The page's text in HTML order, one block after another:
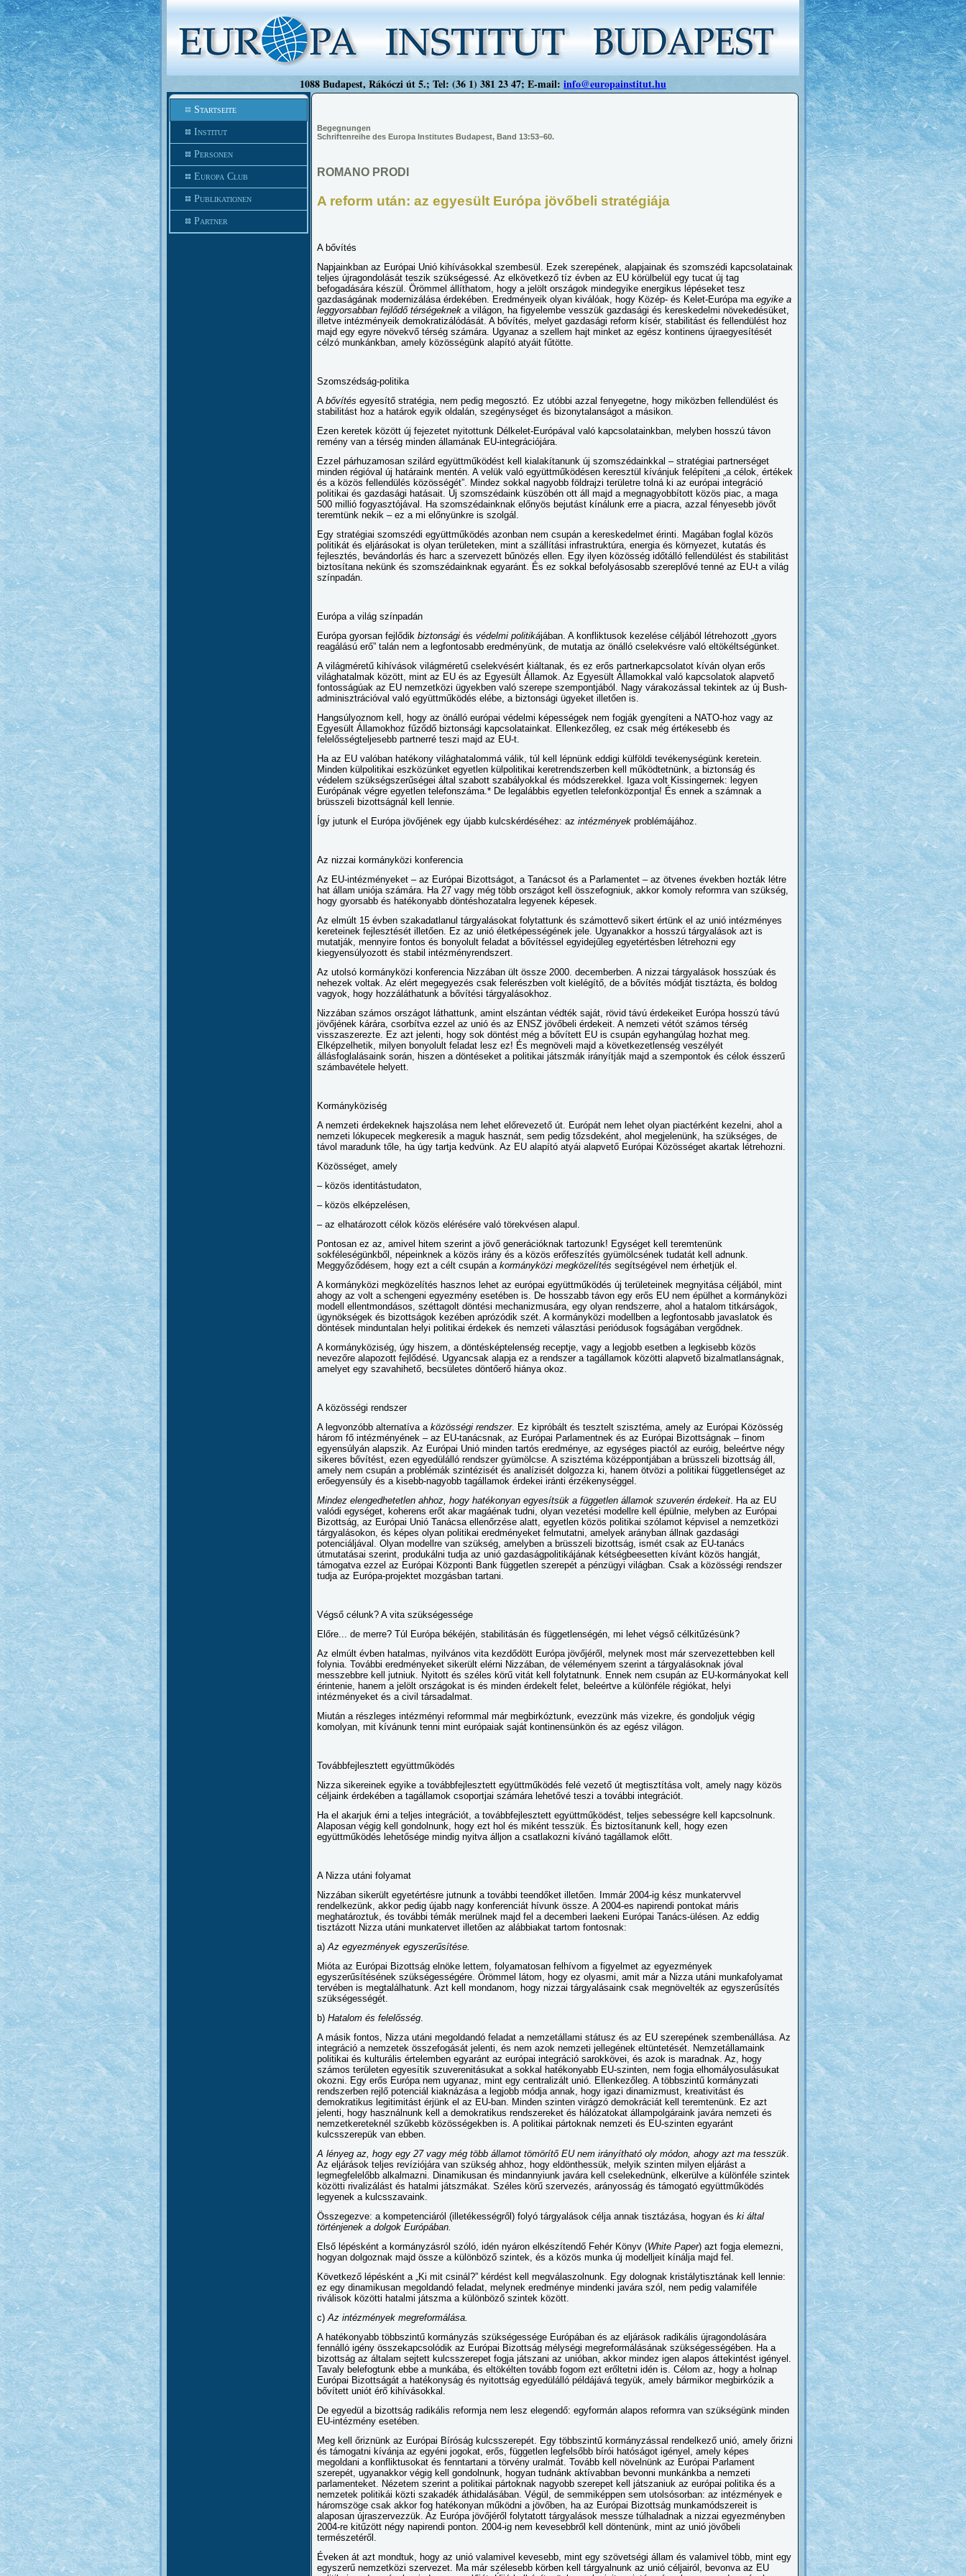
1088 Budapest, Rákóczi út 5.; Tel: (36 1) 381 23 47; E-mail: info@europainstitut.hu
Startseite
Institut
Personen
Europa Club
Publikationen
Partner
Begegnungen
Schriftenreihe des Europa Institutes Budapest, Band 13:53–60.
ROMANO PRODI
A reform után: az egyesült Európa jövőbeli stratégiája
A bővítés
Napjainkban az Európai Unió kihívásokkal szembesül. Ezek szerepének, alapjainak és szomszédi kapcsolatainak
teljes újragondolását teszik szükségessé. Az elkövetkező tíz évben az EU körülbelül egy tucat új tag
befogadására készül. Örömmel állíthatom, hogy a jelölt országok mindegyike energikus lépéseket tesz
gazdaságának modernizálása érdekében. Eredményeik olyan kiválóak, hogy Közép- és Kelet-Európa ma egyike a
leggyorsabban fejlődő térségeknek a világon, ha figyelembe vesszük gazdasági és kereskedelmi növekedésüket,
illetve intézményeik demokratizálódását. A bővítés, melyet gazdasági reform kísér, stabilitást és fellendülést hoz
majd egy egyre növekvő térség számára. Ugyanaz a szellem hajt minket az egész kontinens újraegyesítését
célzó munkánkban, amely közösségünk alapító atyáit fűtötte.
Szomszédság-politika
A bővítés egyesítő stratégia, nem pedig megosztó. Ez utóbbi azzal fenyegetne, hogy miközben fellendülést és
stabilitást hoz a határok egyik oldalán, szegénységet és bizonytalanságot a másikon.
Ezen keretek között új fejezetet nyitottunk Délkelet-Európával való kapcsolatainkban, melyben hosszú távon
remény van a térség minden államának EU-integrációjára.
Ezzel párhuzamosan szilárd együttműködést kell kialakítanunk új szomszédainkkal – stratégiai partnerséget
minden régióval új határaink mentén. A velük való együttműködésen keresztül kívánjuk felépíteni „a célok, értékek
és a közös fellendülés közösségét”. Mindez sokkal nagyobb földrajzi területre tolná ki az európai integráció
politikai és gazdasági hatásait. Új szomszédaink küszöbén ott áll majd a megnagyobbított közös piac, a maga
500 millió fogyasztójával. Ha szomszédainknak előnyös bejutást kínálunk erre a piacra, azzal fényesebb jövőt
teremtünk nekik – ez a mi előnyünkre is szolgál.
Egy stratégiai szomszédi együttműködés azonban nem csupán a kereskedelmet érinti. Magában foglal közös
politikát és eljárásokat is olyan területeken, mint a szállítási infrastruktúra, energia és környezet, kutatás és
fejlesztés, bevándorlás és harc a szervezett bűnözés ellen. Egy ilyen közösség időtálló fellendülést és stabilitást
biztosítana nekünk és szomszédainknak egyaránt. És ez sokkal befolyásosabb szereplővé tenné az EU-t a világ
színpadán.
Európa a világ színpadán
Európa gyorsan fejlődik biztonsági és védelmi politikájában. A konfliktusok kezelése céljából létrehozott „gyors
reagálású erő” talán nem a legfontosabb eredményünk, de mutatja az önálló cselekvésre való eltökéltségünket.
A világméretű kihívások világméretű cselekvésért kiáltanak, és ez erős partnerkapcsolatot kíván olyan erős
világhatalmak között, mint az EU és az Egyesült Államok. Az Egyesült Államokkal való kapcsolatok alapvető
fontosságúak az EU nemzetközi ügyekben való szerepe szempontjából. Nagy várakozással tekintek az új Bush-
adminisztrációval való együttműködés elébe, a biztonsági ügyeket illetően is.
Hangsúlyoznom kell, hogy az önálló európai védelmi képességek nem fogják gyengíteni a NATO-hoz vagy az
Egyesült Államokhoz fűződő biztonsági kapcsolatainkat. Ellenkezőleg, ez csak még értékesebb és
felelősségteljesebb partnerré teszi majd az EU-t.
Ha az EU valóban hatékony világhatalommá válik, túl kell lépnünk eddigi külföldi tevékenységünk keretein.
Minden külpolitikai eszközünket egyetlen külpolitikai keretrendszerben kell működtetnünk, a biztonság és
védelem szükségszerűségei által szabott szabályokkal és módszerekkel. Igaza volt Kissingernek: legyen
Európának végre egyetlen telefonszáma.* De legalábbis egyetlen telefonközpontja! És ennek a számnak a
brüsszeli bizottságnál kell lennie.
Így jutunk el Európa jövőjének egy újabb kulcskérdéséhez: az intézmények problémájához.
Az nizzai kormányközi konferencia
Az EU-intézményeket – az Európai Bizottságot, a Tanácsot és a Parlamentet – az ötvenes években hozták létre
hat állam uniója számára. Ha 27 vagy még több országot kell összefogniuk, akkor komoly reformra van szükség,
hogy gyorsabb és hatékonyabb döntéshozatalra legyenek képesek.
Az elmúlt 15 évben szakadatlanul tárgyalásokat folytattunk és számottevő sikert értünk el az unió intézményes
kereteinek fejlesztését illetően. Ez az unió életképességének jele. Ugyanakkor a hosszú tárgyalások azt is
mutatják, mennyire fontos és bonyolult feladat a bővítéssel egyidejűleg egyetértésben létrehozni egy
kiegyensúlyozott és stabil intézményrendszert.
Az utolsó kormányközi konferencia Nizzában ült össze 2000. decemberben. A nizzai tárgyalások hosszúak és
nehezek voltak. Az elért megegyezés csak felerészben volt kielégítő, de a bővítés módját tisztázta, és boldog
vagyok, hogy hozzáláthatunk a bővítési tárgyalásokhoz.
Nizzában számos országot láthattunk, amint elszántan védték saját, rövid távú érdekeiket Európa hosszú távú
jövőjének kárára, csorbítva ezzel az unió és az ENSZ jövőbeli érdekeit. A nemzeti vétót számos térség
visszaszerezte. Ez azt jelenti, hogy sok döntést még a bővített EU is csupán egyhangúlag hozhat meg.
Elképzelhetik, milyen bonyolult feladat lesz ez! És megnöveli majd a következetlenség veszélyét
állásfoglalásaink során, hiszen a döntéseket a politikai játszmák irányítják majd a szempontok és célok ésszerű
számbavétele helyett.
Kormányköziség
A nemzeti érdekeknek hajszolása nem lehet előrevezető út. Európát nem lehet olyan piactérként kezelni, ahol a
nemzeti lókupecek megkeresik a maguk hasznát, sem pedig tőzsdeként, ahol megjelenünk, ha szükséges, de
távol maradunk tőle, ha úgy tartja kedvünk. Az EU alapító atyái alapvető Európai Közösséget akartak létrehozni.
Közösséget, amely
– közös identitástudaton,
– közös elképzelésen,
– az elhatározott célok közös elérésére való törekvésen alapul.
Pontosan ez az, amivel hitem szerint a jövő generációknak tartozunk! Egységet kell teremtenünk
sokféleségünkből, népeinknek a közös irány és a közös erőfeszítés gyümölcsének tudatát kell adnunk.
Meggyőződésem, hogy ezt a célt csupán a kormányközi megközelítés segítségével nem érhetjük el.
A kormányközi megközelítés hasznos lehet az európai együttműködés új területeinek megnyitása céljából, mint
ahogy az volt a schengeni egyezmény esetében is. De hosszabb távon egy erős EU nem épülhet a kormányközi
modell ellentmondásos, széttagolt döntési mechanizmusára, egy olyan rendszerre, ahol a hatalom titkárságok,
ügynökségek és bizottságok kezében aprózódik szét. A kormányközi modellben a legfontosabb javaslatok és
döntések minduntalan helyi politikai érdekek és nemzeti választási periódusok fogságában vergődnek.
A kormányköziség, úgy hiszem, a döntésképtelenség receptje, vagy a legjobb esetben a legkisebb közös
nevezőre alapozott fejlődésé. Ugyancsak alapja ez a rendszer a tagállamok közötti alapvető bizalmatlanságnak,
amelyet egy szavahihető, becsületes döntőerő hiánya okoz.
A közösségi rendszer
A legvonzóbb alternatíva a közösségi rendszer. Ez kipróbált és tesztelt szisztéma, amely az Európai Közösség
három fő intézményének – az EU-tanácsnak, az Európai Parlamentnek és az Európai Bizottságnak – finom
egyensúlyán alapszik. Az Európai Unió minden tartós eredménye, az egységes piactól az euróig, beleértve négy
sikeres bővítést, ezen egyedülálló rendszer gyümölcse. A szisztéma középpontjában a brüsszeli bizottság áll,
amely nem csupán a problémák szintézisét és analízisét dolgozza ki, hanem ötvözi a politikai függetlenséget az
erőegyensúly és a kisebb-nagyobb tagállamok érdekei iránti érzékenységgel.
Mindez elengedhetetlen ahhoz, hogy hatékonyan egyesítsük a független államok szuverén érdekeit. Ha az EU
valódi egységet, koherens erőt akar magáénak tudni, olyan vezetési modellre kell épülnie, melyben az Európai
Bizottság, az Európai Unió Tanácsa ellenőrzése alatt, egyetlen közös politikai szólamot képvisel a nemzetközi
tárgyalásokon, és képes olyan politikai eredményeket felmutatni, amelyek arányban állnak gazdasági
potenciáljával. Olyan modellre van szükség, amelyben a brüsszeli bizottság, ismét csak az EU-tanács
útmutatásai szerint, produkálni tudja az unió gazdaságpolitikájának kétségbeesetten kívánt közös hangját,
támogatva ezzel az Európai Központi Bank független szerepét a pénzügyi világban. Csak a közösségi rendszer
tudja az Európa-projektet mozgásban tartani.
Végső célunk? A vita szükségessége
Előre... de merre? Túl Európa békéjén, stabilitásán és függetlenségén, mi lehet végső célkitűzésünk?
Az elmúlt évben hatalmas, nyilvános vita kezdődött Európa jövőjéről, melynek most már szervezettebben kell
folynia. További eredményeket sikerült elérni Nizzában, de véleményem szerint a tárgyalásoknak jóval
messzebbre kell jutniuk. Nyitott és széles körű vitát kell folytatnunk. Ennek nem csupán az EU-kormányokat kell
érintenie, hanem a jelölt országokat is és minden érdekelt felet, beleértve a különféle régiókat, helyi
intézményeket és a civil társadalmat.
Miután a részleges intézményi reformmal már megbirkóztunk, evezzünk más vizekre, és gondoljuk végig
komolyan, mit kívánunk tenni mint európaiak saját kontinensünkön és az egész világon.
Továbbfejlesztett együttműködés
Nizza sikereinek egyike a továbbfejlesztett együttműködés felé vezető út megtisztítása volt, amely nagy közös
céljaink érdekében a tagállamok csoportjai számára lehetővé teszi a további integrációt.
Ha el akarjuk érni a teljes integrációt, a továbbfejlesztett együttműködést, teljes sebességre kell kapcsolnunk.
Alaposan végig kell gondolnunk, hogy ezt hol és miként tesszük. És biztosítanunk kell, hogy ezen
együttműködés lehetősége mindig nyitva álljon a csatlakozni kívánó tagállamok előtt.
A Nizza utáni folyamat
Nizzában sikerült egyetértésre jutnunk a további teendőket illetően. Immár 2004-ig kész munkatervvel
rendelkezünk, akkor pedig újabb nagy konferenciát hívunk össze. A 2004-es napirendi pontokat máris
meghatároztuk, és további témák merülnek majd fel a decemberi laekeni Európai Tanács-ülésen. Az eddig
tisztázott Nizza utáni munkatervet illetően az alábbiakat tartom fontosnak:
a)Az egyezmények egyszerűsítése.
Mióta az Európai Bizottság elnöke lettem, folyamatosan felhívom a figyelmet az egyezmények
egyszerűsítésének szükségességére. Örömmel látom, hogy ez olyasmi, amit már a Nizza utáni munkafolyamat
tervében is megtalálhatunk. Azt kell mondanom, hogy nizzai tárgyalásaink csak megnövelték az egyszerűsítés
szükségességét.
b) Hatalom és felelősség.
A másik fontos, Nizza utáni megoldandó feladat a nemzetállami státusz és az EU szerepének szembenállása. Az
integráció a nemzetek összefogását jelenti, és nem azok nemzeti jellegének eltüntetését. Nemzetállamaink
politikai és kulturális értelemben egyaránt az európai integráció sarokkövei, és azok is maradnak. Az, hogy
számos területen egyesítik szuverenitásukat a sokkal hatékonyabb EU-szinten, nem fogja elhomályosulásukat
okozni. Egy erős Európa nem ugyanaz, mint egy centralizált unió. Ellenkezőleg. A többszintű kormányzati
rendszerben rejlő potenciál kiaknázása a legjobb módja annak, hogy igazi dinamizmust, kreativitást és
demokratikus legitimitást érjünk el az EU-ban. Minden szinten virágzó demokráciát kell teremtenünk. Ez azt
jelenti, hogy használnunk kell a demokratikus rendszereket és hálózatokat állampolgáraink javára nemzeti és
nemzetkereteknél szűkebb közösségekben is. A politikai pártoknak nemzeti és EU-szinten egyaránt
kulcsszerepük van ebben.
A lényeg az, hogy egy 27 vagy még több államot tömörítő EU nem irányítható oly módon, ahogy azt ma tesszük.
Az eljárások teljes revíziójára van szükség ahhoz, hogy eldönthessük, melyik szinten milyen eljárást a
legmegfelelőbb alkalmazni. Dinamikusan és mindannyiunk javára kell cselekednünk, elkerülve a különféle szintek
közötti rivalizálást és hatalmi játszmákat. Széles körű szervezés, arányosság és támogató együttműködés
legyenek a kulcsszavaink.
Összegezve: a kompetenciáról (illetékességről) folyó tárgyalások célja annak tisztázása, hogyan és ki által
történjenek a dolgok Európában.
Első lépésként a kormányzásról szóló, idén nyáron elkészítendő Fehér Könyv (White Paper) azt fogja elemezni,
hogyan dolgoznak majd össze a különböző szintek, és a közös munka új modelljeit kínálja majd fel.
Következő lépésként a „Ki mit csinál?” kérdést kell megválaszolnunk. Egy dolognak kristálytisztának kell lennie:
ez egy dinamikusan megoldandó feladat, melynek eredménye mindenki javára szól, nem pedig valamiféle
riválisok közötti hatalmi játszma a különböző szintek között.
c)Az intézmények megreformálása.
A hatékonyabb többszintű kormányzás szükségessége Európában és az eljárások radikális újragondolására
fennálló igény összekapcsolódik az Európai Bizottság mélységi megreformálásának szükségességében. Ha a
bizottság az általam sejtett kulcsszerepet fogja játszani az unióban, akkor mindez igen alapos áttekintést igényel.
Tavaly belefogtunk ebbe a munkába, és eltökélten tovább fogom ezt erőltetni idén is. Célom az, hogy a holnap
Európai Bizottságát a hatékonyság és nyitottság egyedülálló példájává tegyük, amely bármikor megbirkózik a
bővített uniót érő kihívásokkal.
De egyedül a bizottság radikális reformja nem lesz elegendő: egyformán alapos reformra van szükségünk minden
EU-intézmény esetében.
Meg kell őriznünk az Európai Bíróság kulcsszerepét. Egy többszintű kormányzással rendelkező unió, amely őrizni
és támogatni kívánja az egyéni jogokat, erős, független legfelsőbb bírói hatóságot igényel, amely képes
megoldani a konfliktusokat és fenntartani a törvény uralmát. Tovább kell növelnünk az Európai Parlament
szerepét, ugyanakkor végig kell gondolnunk, hogyan tudnánk aktívabban bevonni munkánkba a nemzeti
parlamenteket. Nézetem szerint a politikai pártoknak nagyobb szerepet kell játszaniuk az európai politika és a
nemzetek politikái közti szakadék áthidalásában. Végül, de semmiképpen sem utolsósorban: az intézmények e
háromszöge csak akkor fog hatékonyan működni a jövőben, ha az Európai Bizottság munkamódszereit is
alaposan újraszervezzük. Az Európa jövőjéről folytatott tárgyalások messze túlhaladnak a nizzai egyezményben
2004-re kitűzött négy napirendi ponton. 2004-ig nem kevesebbről kell döntenünk, mint az unió jövőbeli
természetéről.
Éveken át azt mondtuk, hogy az unió valamivel kevesebb, mint egy szövetségi állam és valamivel több, mint egy
egyszerű nemzetközi szervezet. Ma már szélesebb körben kell tárgyalnunk az unió céljairól, bevonva az EU